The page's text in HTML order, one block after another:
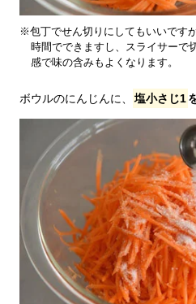
※包丁でせん切りにしてもいいです
時間でできますし、スライサーで
感で味の含みもよくなります。
ボウルのにんじんに、 塩小さじ1